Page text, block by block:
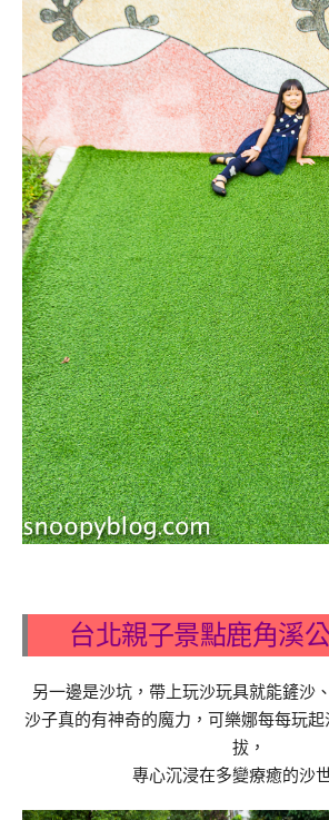
台北親子景點鹿角溪
另一邊是沙坑，帶上玩沙玩具就能鏟沙
沙子真的有神奇的魔力，可樂娜每每玩起
拔，
專心沉浸在多變療癒的沙